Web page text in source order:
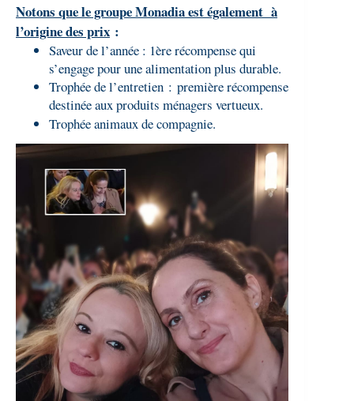
Notons que le groupe Monadia est également à
l’origine des prix :
Saveur de l’année : 1ère récompense qui
s’engage pour une alimentation plus durable.
Trophée de l’entretien :première récompense
destinée aux produits ménagers vertueux.
Trophée animaux de compagnie.